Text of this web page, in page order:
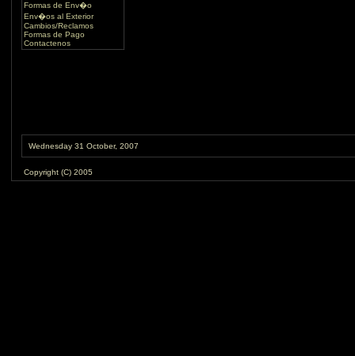
Formas de Env�o
Env�os al Exterior
Cambios/Reclamos
Formas de Pago
Contactenos
Wednesday 31 October, 2007
Copyright (C) 2005